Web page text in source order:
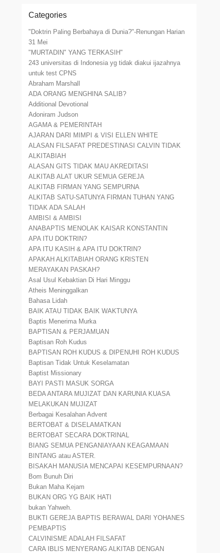
Categories
"Doktrin Paling Berbahaya di Dunia?"-Renungan Harian
31 Mei
"MURTADIN" YANG TERKASIH"
243 universitas di Indonesia yg tidak diakui ijazahnya
untuk test CPNS
Abraham Marshall
ADA ORANG MENGHINA SALIB?
Additional Devotional
Adoniram Judson
AGAMA & PEMERINTAH
AJARAN DARI MIMPI & VISI ELLEN WHITE
ALASAN FILSAFAT PREDESTINASI CALVIN TIDAK
ALKITABIAH
ALASAN GITS TIDAK MAU AKREDITASI
ALKITAB ALAT UKUR SEMUA GEREJA
ALKITAB FIRMAN YANG SEMPURNA
ALKITAB SATU-SATUNYA FIRMAN TUHAN YANG
TIDAK ADA SALAH
AMBISI & AMBISI
ANABAPTIS MENOLAK KAISAR KONSTANTIN
APA ITU DOKTRIN?
APA ITU KASIH & APA ITU DOKTRIN?
APAKAH ALKITABIAH ORANG KRISTEN
MERAYAKAN PASKAH?
Asal Usul Kebaktian Di Hari Minggu
Atheis Meninggalkan
Bahasa Lidah
BAIK ATAU TIDAK BAIK WAKTUNYA
Baptis Menerima Murka
BAPTISAN & PERJAMUAN
Baptisan Roh Kudus
BAPTISAN ROH KUDUS & DIPENUHI ROH KUDUS
Baptisan Tidak Untuk Keselamatan
Baptist Missionary
BAYI PASTI MASUK SORGA
BEDA ANTARA MUJIZAT DAN KARUNIA KUASA
MELAKUKAN MUJIZAT
Berbagai Kesalahan Advent
BERTOBAT & DISELAMATKAN
BERTOBAT SECARA DOKTRINAL
BIANG SEMUA PENGANIAYAAN KEAGAMAAN
BINTANG atau ASTER.
BISAKAH MANUSIA MENCAPAI KESEMPURNAAN?
Bom Bunuh Diri
Bukan Maha Kejam
BUKAN ORG YG BAIK HATI
bukan Yahweh.
BUKTI GEREJA BAPTIS BERAWAL DARI YOHANES
PEMBAPTIS
CALVINISME ADALAH FILSAFAT
CARA IBLIS MENYERANG ALKITAB DENGAN